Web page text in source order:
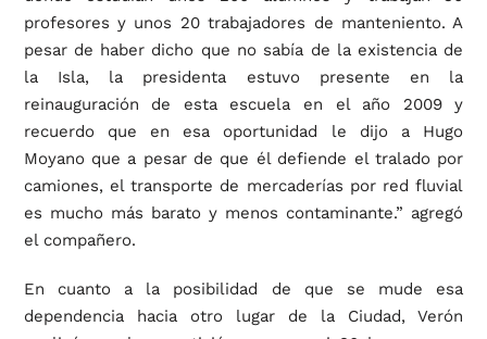
profesores y unos 20 trabajadores de manteniento. A
pesar de haber dicho que no sabía de la existencia de
la Isla, la presidenta estuvo presente en la
reinauguración de esta escuela en el año 2009 y
recuerdo que en esa oportunidad le dijo a Hugo
Moyano que a pesar de que él defiende el tralado por
camiones, el transporte de mercaderías por red fluvial
es mucho más barato y menos contaminante.” agregó
el compañero.
En cuanto a la posibilidad de que se mude esa
dependencia hacia otro lugar de la Ciudad, Verón